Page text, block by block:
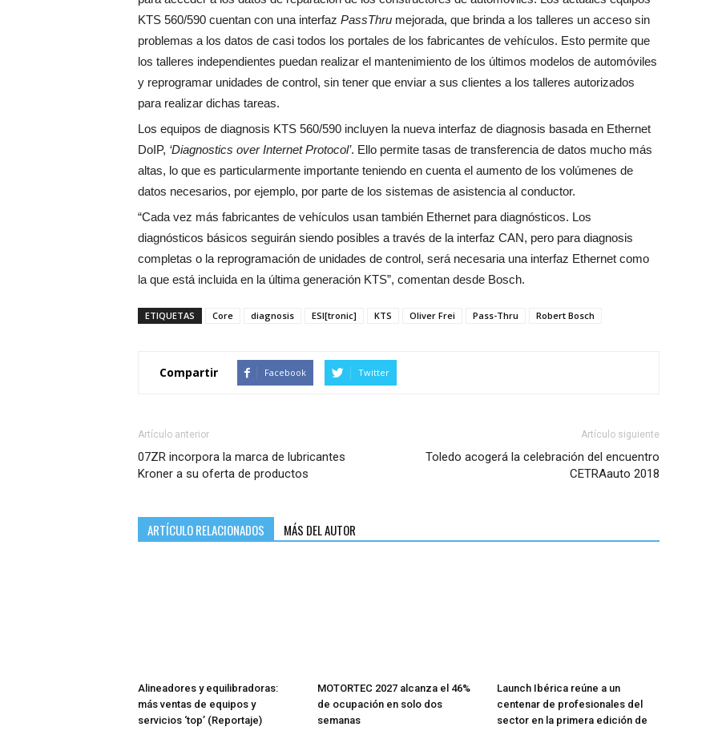
KTS 560/590 cuentan con una interfaz PassThru mejorada, que brinda a los talleres un acceso sin
problemas a los datos de casi todos los portales de los fabricantes de vehículos. Esto permite que
los talleres independientes puedan realizar el mantenimiento de los últimos modelos de automóviles
y reprogramar unidades de control, sin tener que enviar a sus clientes a los talleres autorizados
para realizar dichas tareas.
Los equipos de diagnosis KTS 560/590 incluyen la nueva interfaz de diagnosis basada en Ethernet
DoIP, ‘Diagnostics over Internet Protocol’. Ello permite tasas de transferencia de datos mucho más
altas, lo que es particularmente importante teniendo en cuenta el aumento de los volúmenes de
datos necesarios, por ejemplo, por parte de los sistemas de asistencia al conductor.
“Cada vez más fabricantes de vehículos usan también Ethernet para diagnósticos. Los
diagnósticos básicos seguirán siendo posibles a través de la interfaz CAN, pero para diagnosis
completas o la reprogramación de unidades de control, será necesaria una interfaz Ethernet como
la que está incluida en la última generación KTS”, comentan desde Bosch.
ETIQUETAS Core diagnosis ESI[tronic] KTS Oliver Frei Pass-Thru Robert Bosch
Compartir Facebook Twitter
Artículo anterior
07ZR incorpora la marca de lubricantes
Kroner a su oferta de productos
Artículo siguiente
Toledo acogerá la celebración del encuentro
CETRAauto 2018
ARTÍCULO RELACIONADOS MÁS DEL AUTOR
Alineadores y equilibradoras:
más ventas de equipos y
servicios ‘top’ (Reportaje)
MOTORTEC 2027 alcanza el 46%
de ocupación en solo dos
semanas
Launch Ibérica reúne a un
centenar de profesionales del
sector en la primera edición de